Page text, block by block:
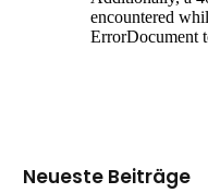
Neueste Beiträge